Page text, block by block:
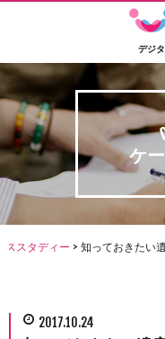
デジ
ケ
ススタディー > 知っておきたい
2017.10.24